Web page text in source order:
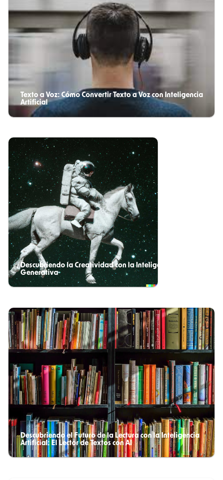
Texto a Voz: Cómo Convertir Texto a Voz con Inteligencia
Artificial
Descubriendo la Creatividad con la Inteligencia Artificial
Generativa
Descubriendo el Futuro de la Lectura con la Inteligencia
Artificial: El Lector de Textos con AI